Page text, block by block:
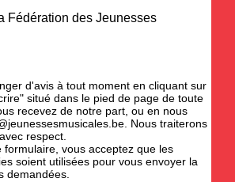
Fédération des Jeunesses
d'avis à tout moment en cliquant sur
situé dans le pied de page de toute
recevez de notre part, ou en nous
. Nous traiterons
respect.
formulaire, vous acceptez que les
soient utilisées pour vous envoyer la
demandées.